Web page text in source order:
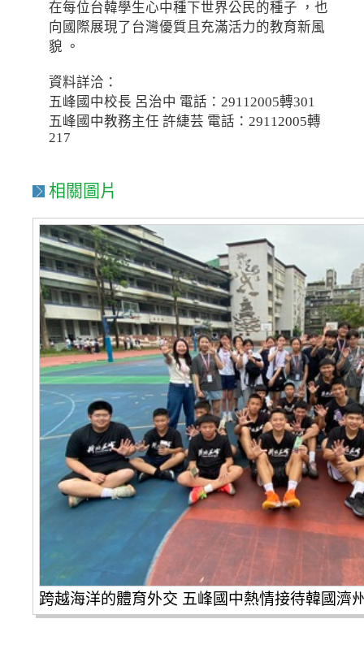
在每位台韓學生心中種下世界公民的種子 ，也
向國際展現了台灣優質且充滿活力的教育新風
貌 。
資料詳洽：
五峰國中校長 呂治中 電話：29112005轉301
五峰國中教務主任 許緁芸 電話：29112005轉
217
相關圖片
跨越海洋的體育外交 五峰國中熱情接待韓國濟